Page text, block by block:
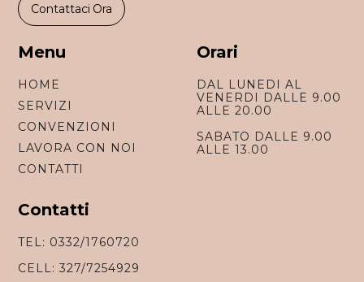
Contattaci Ora
Menu
HOME
SERVIZI
CONVENZIONI
LAVORA CON NOI
CONTATTI
Orari
DAL LUNEDI AL
VENERDI DALLE 9.00
ALLE 20.00
SABATO DALLE 9.00
ALLE 13.00
Contatti
TEL: 0332/1760720
CELL: 327/7254929